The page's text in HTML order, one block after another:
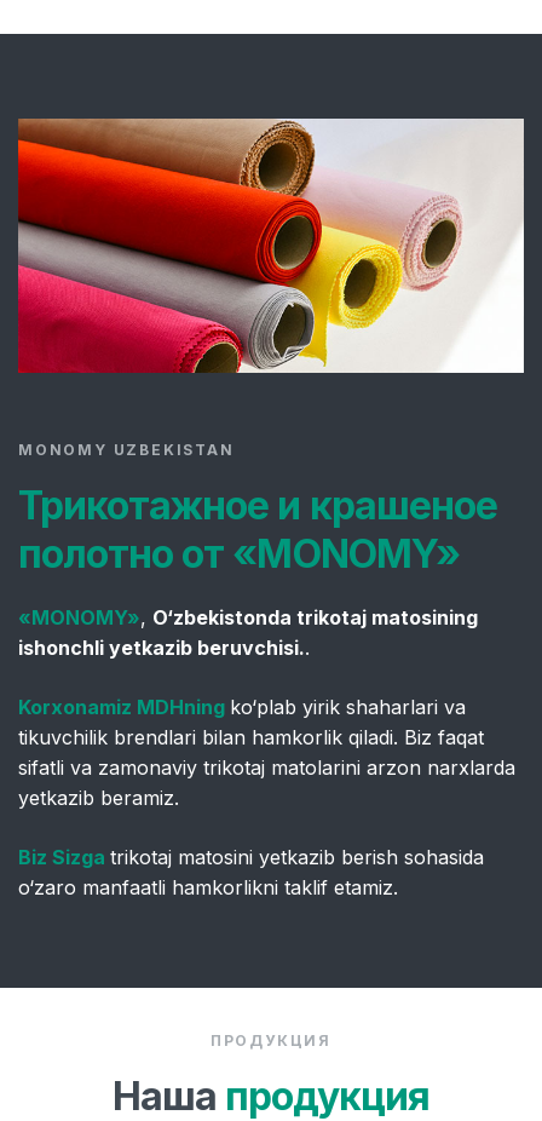
MONOMY UZBEKISTAN
Трикотажное и крашеное
полотно от «MONOMY»
«MONOMY», O‘zbekistonda trikotaj matosining
ishonchli yetkazib beruvchisi..
Korxonamiz MDHning ko‘plab yirik shaharlari va
tikuvchilik brendlari bilan hamkorlik qiladi. Biz faqat
sifatli va zamonaviy trikotaj matolarini arzon narxlarda
yetkazib beramiz.
Biz Sizga trikotaj matosini yetkazib berish sohasida
o‘zaro manfaatli hamkorlikni taklif etamiz.
ПРОДУКЦИЯ
Наша продукция